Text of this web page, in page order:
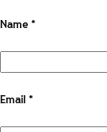
Name*
Email*